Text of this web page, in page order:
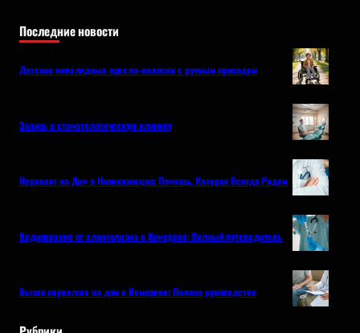
Последние новости
Детские инвалидные кресла-коляски с ручным приводом
Запись в стоматологическую клинику
Нарколог на Дом в Новокузнецке: Помощь, Которая Всегда Рядом
Кодирование от алкоголизма в Кемерово: Полный путеводитель
Вызов нарколога на дом в Кемерово: Полное руководство